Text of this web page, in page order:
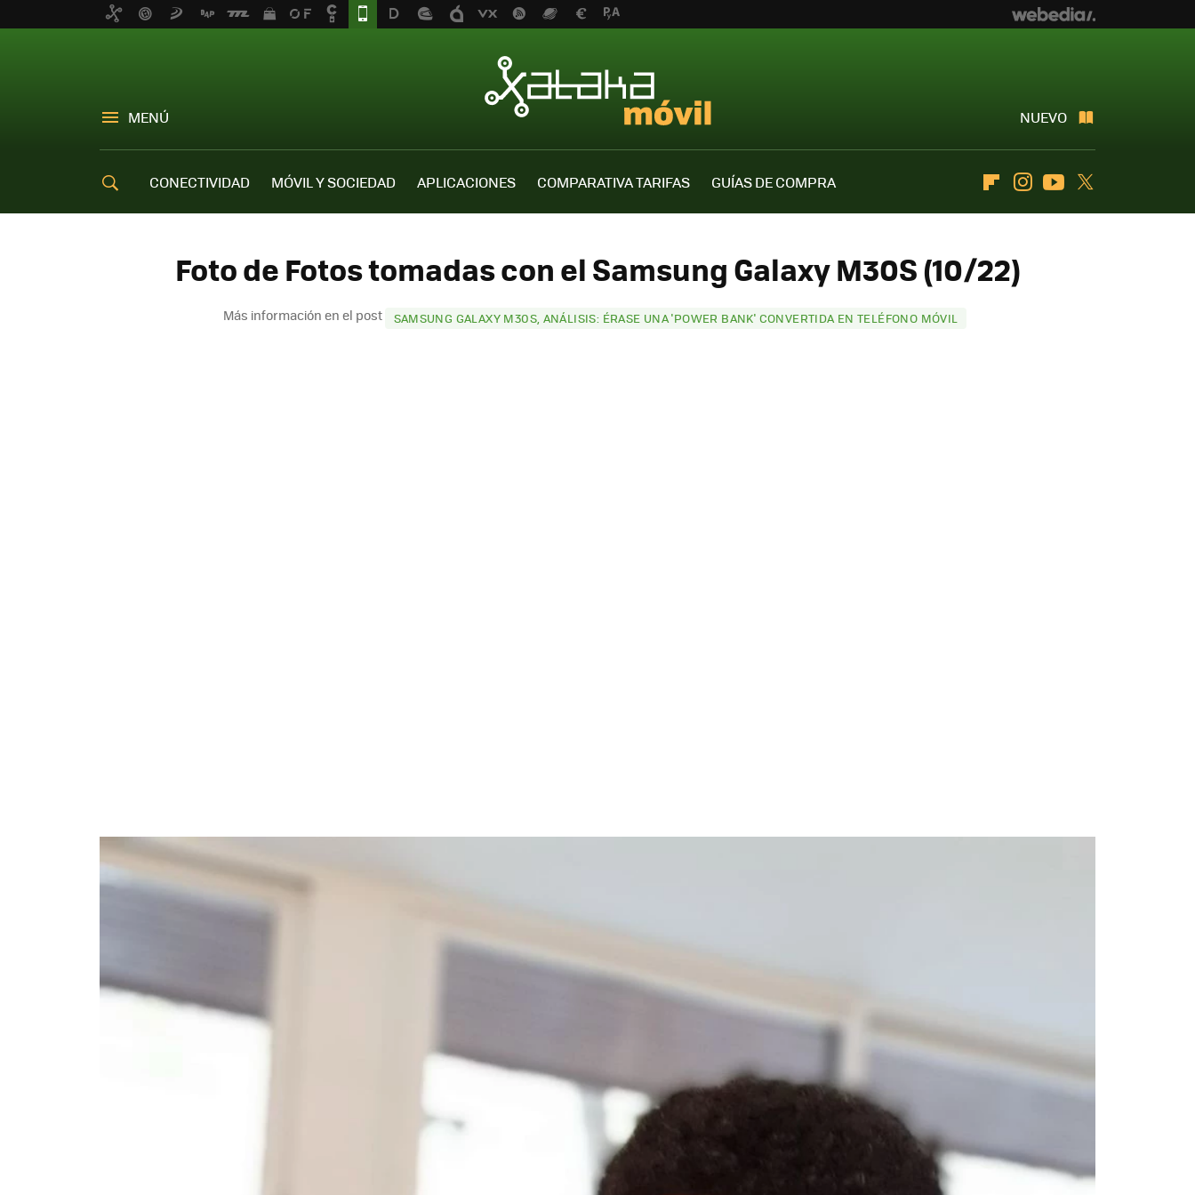
MENÚ NUEVO
CONECTIVIDAD MÓVIL Y SOCIEDAD APLICACIONES COMPARATIVA TARIFAS
GUÍAS DE COMPRA
FlipboardInstagramYoutube
Foto de Fotos tomadas con el Samsung Galaxy M30S (10/22)
Más información en el post SAMSUNG GALAXY M30S, ANÁLISIS: ÉRASE UNA 'POWER BANK' CONVERTIDA EN TELÉFONO MÓVIL